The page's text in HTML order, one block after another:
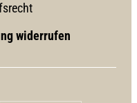
widerrufen